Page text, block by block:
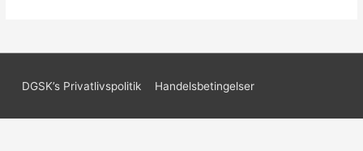
DGSK’s Privatlivspolitik Handelsbetingelser